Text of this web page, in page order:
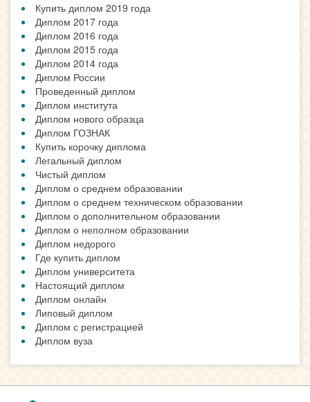
Купить диплом 2019 года
Диплом 2017 года
Диплом 2016 года
Диплом 2015 года
Диплом 2014 года
Диплом России
Проведенный диплом
Диплом института
Диплом нового образца
Диплом ГОЗНАК
Купить корочку диплома
Легальный диплом
Чистый диплом
Диплом о среднем образовании
Диплом о среднем техническом образовании
Диплом о дополнительном образовании
Диплом о неполном образовании
Диплом недорого
Где купить диплом
Диплом университета
Настоящий диплом
Диплом онлайн
Липовый диплом
Диплом с регистрацией
Диплом вуза